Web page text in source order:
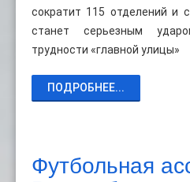
сократит 115 отделений и
станет серьезным
трудности «главной улицы»
ПОДРОБНЕЕ...
Футбольная